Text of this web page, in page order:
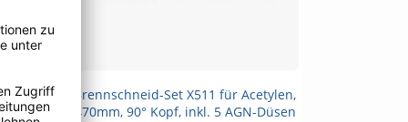
Vorschau
Brennschneid-Set X511 für Acetylen,
470mm, 90° Kopf, inkl. 5 AGN-Düsen